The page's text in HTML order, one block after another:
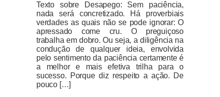
Texto sobre Desapego: Sem paciência,
nada será concretizado. Há proverbiais
verdades as quais não se pode ignorar: O
apressado come cru. O preguiçoso
trabalha em dobro. Ou seja, a diligência na
condução de qualquer ideia, envolvida
pelo sentimento da paciência certamente é
a melhor e mais efetiva trilha para o
sucesso. Porque diz respeito a ação. De
pouco […]